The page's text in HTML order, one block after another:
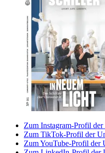
Zum Instagram-Profil der
Zum TikTok-Profil der
Zum YouTube-Profil der